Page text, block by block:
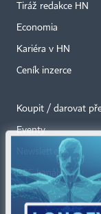
Tiráž redakce HN
Economia
Kariéra v HN
Ceník inzerce
Koupit / darovat
Eventy
Newslettery
RSS kanály